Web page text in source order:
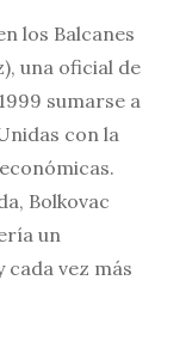
los Balcanes
una oficial de
sumarse a
con la
Bolkovac
un
vez más